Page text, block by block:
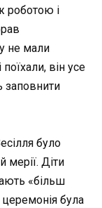
роботою і
не мали
він усе
заповнити
було
мерії. Діти
«більш
була